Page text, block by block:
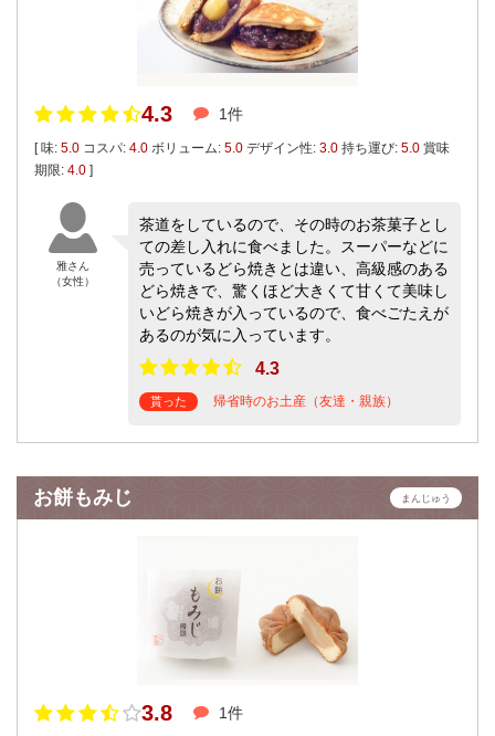
4.3 1件
[ 味: 5.0 コスパ: 4.0 ボリューム: 5.0 デザイン性: 3.0 持ち運び: 5.0 賞味
期限: 4.0 ]
雅さん
（女性）
茶道をしているので、その時のお茶菓子とし
ての差し入れに食べました。スーパーなどに
売っているどら焼きとは違い、高級感のある
どら焼きで、驚くほど大きくて甘くて美味し
いどら焼きが入っているので、食べごたえが
あるのが気に入っています。
4.3
貰った 帰省時のお土産（友達・親族）
お餅もみじ まんじゅう
3.8 1件